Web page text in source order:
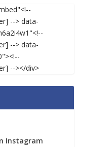
--> data-
--> data-
--></div>
Instagram